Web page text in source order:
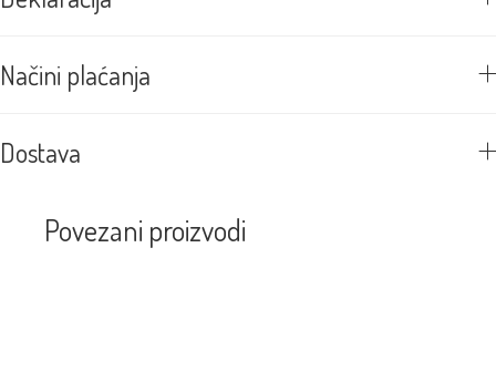
Načini plaćanja
Dostava
Povezani proizvodi